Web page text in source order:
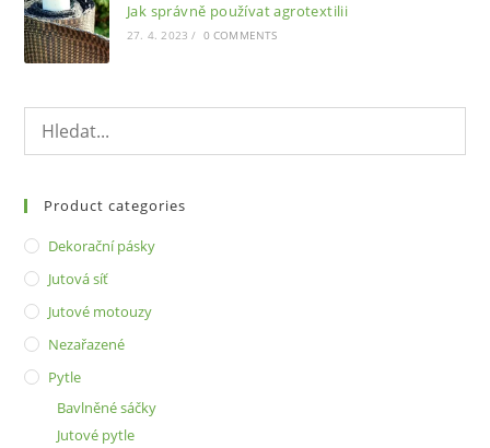
Jak správně používat agrotextilii
27. 4. 2023 / 0 COMMENTS
Product categories
Dekorační pásky
Jutová síť
Jutové motouzy
Nezařazené
Pytle
Bavlněné sáčky
Jutové pytle